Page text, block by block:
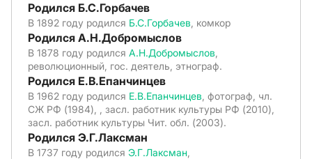
Родился Б.С.Горбачев
В 1892 году родился Б.С.Горбачев , комкор
Родился А.Н.Добромыслов
В 1878 году родился А.Н.Добромыслов
революционный, гос. деятель, этнограф.
Родился Е.В.Епанчинцев
В 1962 году родился Е.В.Епанчинцев , фотограф, чл.
СЖ РФ (1984), , засл. работник культуры РФ (2010),
засл. работник культуры Чит. обл. (2003).
Родился Э.Г.Лаксман
В 1737 году родился Э.Г.Лаксман